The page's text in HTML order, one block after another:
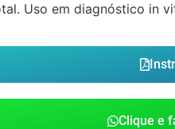
Uso em diagnóstico in
Clique e